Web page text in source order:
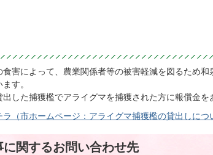
食害によって、農業関係者等の被害軽減を図るため
す。
出した捕獲檻でアライグマを捕獲された方に報償金を
ラ（市ホームページ：アライグマ捕獲檻の貸出しにつ
に関するお問い合わせ先